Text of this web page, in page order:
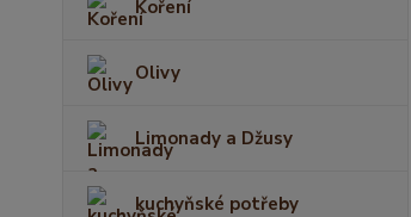
Koření
Olivy
Limonady a Džusy
kuchyňské potřeby